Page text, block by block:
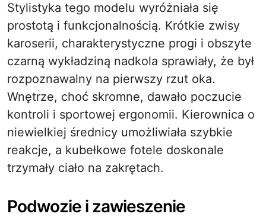
Stylistyka tego modelu wyróżniała się
prostotą i funkcjonalnością. Krótkie zwisy
karoserii, charakterystyczne progi i obszyte
czarną wykładziną nadkola sprawiały, że był
rozpoznawalny na pierwszy rzut oka.
Wnętrze, choć skromne, dawało poczucie
kontroli i sportowej ergonomii. Kierownica o
niewielkiej średnicy umożliwiała szybkie
reakcje, a kubełkowe fotele doskonale
trzymały ciało na zakrętach.
Podwozie i zawieszenie